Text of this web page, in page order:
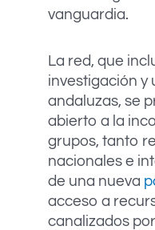
vanguardia.
La red, que
investigación y
andaluzas, se
abierto a la
grupos, tanto
nacionales e
de una nueva
acceso a
canalizados